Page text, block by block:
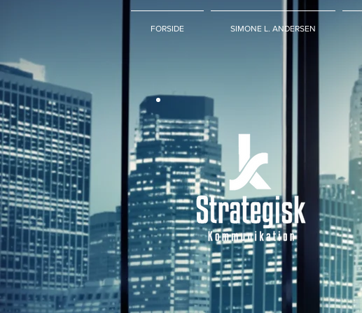
FORSIDE SIMONE L. ANDERSEN